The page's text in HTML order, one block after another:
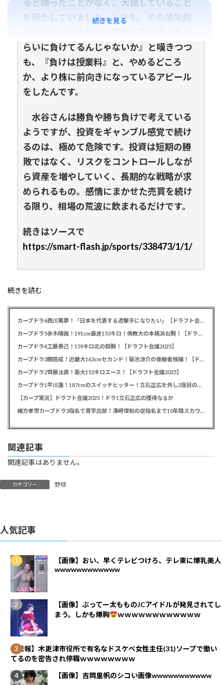
ると勝ったことがなく、大損していること
を明かしていました。しかも、その損失額
らいに負けてるんじゃないか』と嘆きつつ
も、『負けは授業料』と、やめるどころ
か、より株に前向きになっているアピール
をしたんです。
水谷さんは勝負や勝ち負けで考えている
ようですが、投資をギャンブル感覚で続け
るのは、極めて危険です。投資は短期の勝
敗ではなく、リスクをコントロールしなが
ら資産を増やしていく、長期的な戦略が求
められるもの。感情にまかせた売買を続け
る限り、相場の荒波に飲まれるだけです。
続きはソースで
https://smart-flash.jp/sports/338473/1/1/
続きを読む
続きを見る
カープドラ6西川篤夢！「日本を代表する遊撃手になりたい」【ドラフト会議2025】
カープドラ5赤木晴哉！191cm最速153キロ！佛教大の本格派右腕！【ドラフト会議2025】
カープドラ4工藤泰己！159キロ北の剛腕！【ドラフト会議2025】
カープドラ3勝田成！近畿大163cmセカンド！菊池涼介の後継者候補！【ドラフト会議2025】
カープドラ2齊藤汰直！亜大152キロエース！【ドラフト会議2025】
カープドラ1平川蓮！187cmのスイッチヒッター！立石正広を外し2度目の重複も新井監督がクジを引き当てる！【ドラフト会議2025】
【カープ実況】ドラフト会議2025！ドラ1立石正広の獲得なるか
緒方孝市カープドラ3指名で青学出禁！澤﨑俊和の逆指名まで10年間スカウト出禁
関連記事
関連記事はありません。
カテゴリー 野球
人気記事
【画像】おい、早くテレビつけろ、テレ東に爆乳美人
wwwwwwwwwwww
【画像】ぶってー太もものJCアイドルが発見されてし
まう。しかも爆胸
ｗｗｗｗｗｗｗｗｗｗｗｗ
【悲報】木更津市役所で有名なドスケベ女性主任(31)ソープで働い
てるのを密告され停職ｗｗｗｗｗｗｗｗ
【画像】吉岡里帆のシコい画像wwwwwwwwwww